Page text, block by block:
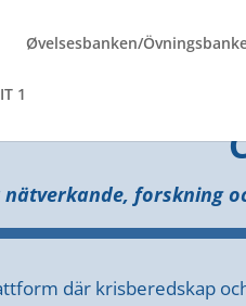
Øvelsesbanken/
1
nätverkande, forskning
där krisberedskap